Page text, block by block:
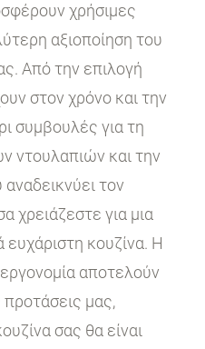
χρήσιμες
αξιοποίηση του
Από την επιλογή
στον χρόνο και την
συμβουλές για τη
ντουλαπιών και την
τον
χρειάζεστε για μια
ευχάριστη κουζίνα. Η
αποτελούν
προτάσεις μας,
σας θα είναι